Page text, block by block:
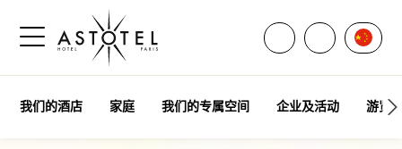
打开侧边菜单
打开所有联系方式
致电联系我
言語
我们的酒店 家庭 我们的专属空间 企业及活动 游览